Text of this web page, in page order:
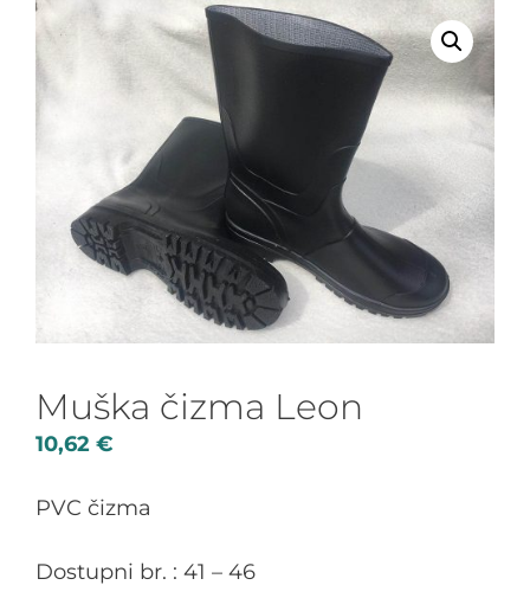
Muška čizma Leon
10,62 €
PVC čizma
Dostupni br. : 41 – 46